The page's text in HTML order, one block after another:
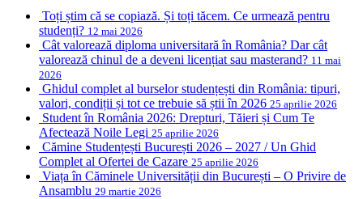
Toți știm că se copiază. Și toți tăcem. Ce urmează pentru
studenți? 12 mai 2026
Cât valorează diploma universitară în România? Dar cât
valorează chinul de a deveni licențiat sau masterand? 11 mai
2026
Ghidul complet al burselor studențești din România: tipuri,
valori, condiții și tot ce trebuie să știi în 2026 25 aprilie 2026
Student în România 2026: Drepturi, Tăieri și Cum Te
Afectează Noile Legi 25 aprilie 2026
Cămine Studențești București 2026 – 2027 / Un Ghid
Complet al Ofertei de Cazare 25 aprilie 2026
Viața în Căminele Universității din București – O Privire de
Ansamblu 29 martie 2026